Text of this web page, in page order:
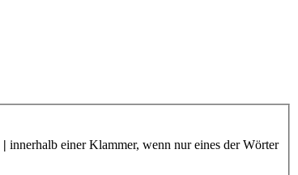
| innerhalb einer Klammer, wenn nur eines der Wörter